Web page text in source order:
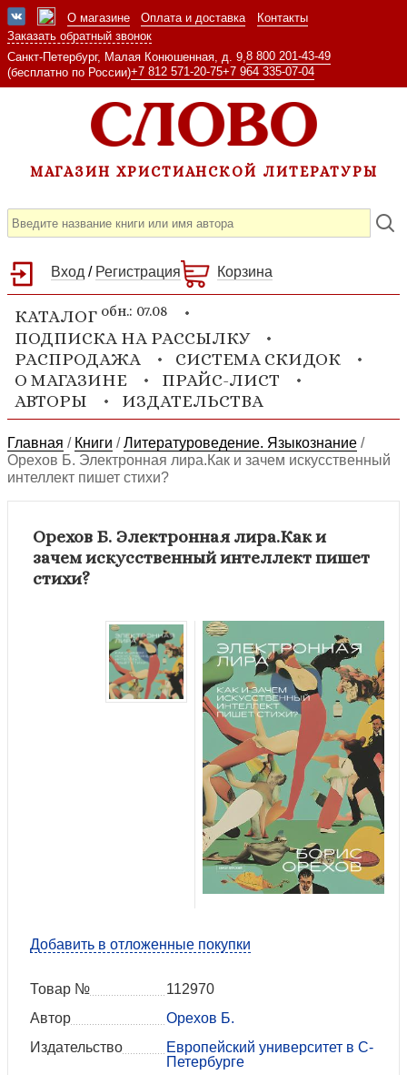
О магазине Оплата и доставка
Контакты
Заказать обратный звонок
Санкт-Петербург, Малая Конюшенная, д. 9, 8 800 201-43-49
(бесплатно по России)+7 812 571-20-75+7 964 335-07-04
МАГАЗИН ХРИСТИАНСКОЙ ЛИТЕРАТУРЫ
Вход / Регистрация Корзина
КАТАЛОГ обн.: 07.08
ПОДПИСКА НА РАССЫЛКУ
РАСПРОДАЖА
СИСТЕМА СКИДОК
О МАГАЗИНЕ
ПРАЙС-ЛИСТ
АВТОРЫ
ИЗДАТЕЛЬСТВА
Главная / Книги /Литературоведение. Языкознание /
Орехов Б. Электронная лира.Как и зачем искусственный
интеллект пишет стихи?
Орехов Б. Электронная лира.Как и
зачем искусственный интеллект пишет
стихи?
Добавить в отложенные покупки
Товар №
112970
Автор
Орехов Б.
Издательство
Европейский университет в С-
Петербурге